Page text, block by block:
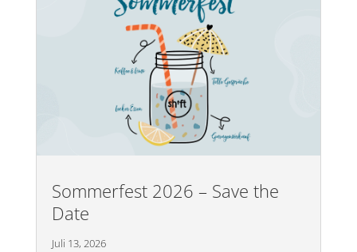
Sommerfest 2026 – Save the
Date
Juli 13, 2026